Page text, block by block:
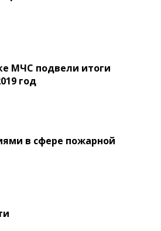
МЧС подвели итоги
год
в сфере пожарной